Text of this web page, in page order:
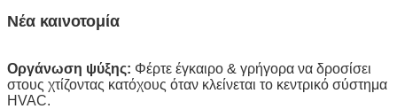
Νέα καινοτομία
Οργάνωση ψύξης: Φέρτε έγκαιρο & γρήγορα να δροσίσει
στους χτίζοντας κατόχους όταν κλείνεται το κεντρικό σύστημα
HVAC.